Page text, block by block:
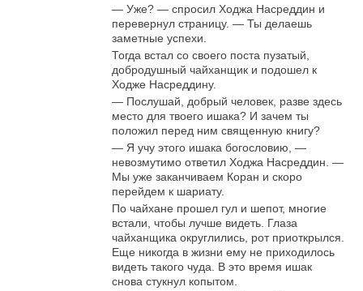
— Уже? — спросил Ходжа Насреддин и
перевернул страницу. — Ты делаешь
заметные успехи.
Тогда встал со своего поста пузатый,
добродушный чайханщик и подошел к
Ходже Насреддину.
— Послушай, добрый человек, разве здесь
место для твоего ишака? И зачем ты
положил перед ним священную книгу?
— Я учу этого ишака богословию, —
невозмутимо ответил Ходжа Насреддин. —
Мы уже заканчиваем Коран и скоро
перейдем к шариату.
По чайхане прошел гул и шепот, многие
встали, чтобы лучше видеть. Глаза
чайханщика округлились, рот приоткрылся.
Еще никогда в жизни ему не приходилось
видеть такого чуда. В это время ишак
снова стукнул копытом.